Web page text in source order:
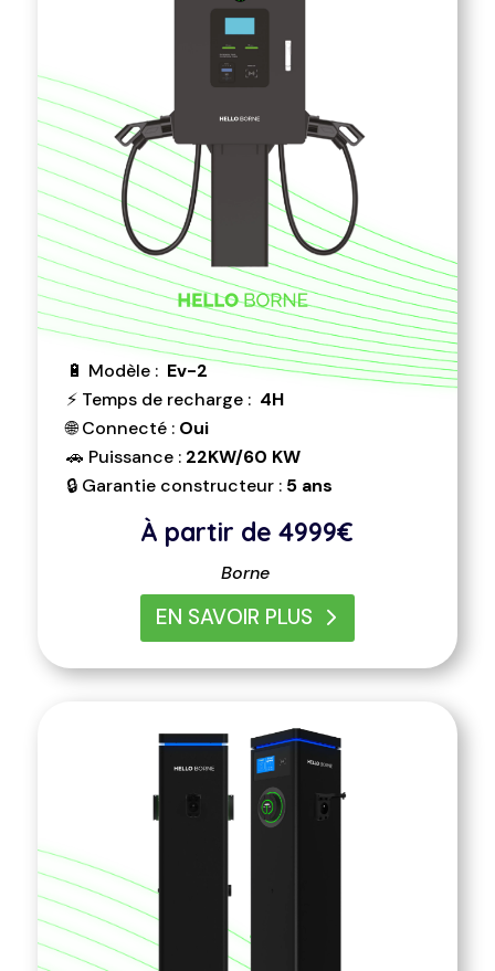
🔋 Modèle : Ev-2
⚡ Temps de recharge : 4H
🌐 Connecté : Oui
🚗 Puissance : 22KW/60 KW
🔒 Garantie constructeur : 5 ans
À partir de 4999€
Borne
EN SAVOIR PLUS